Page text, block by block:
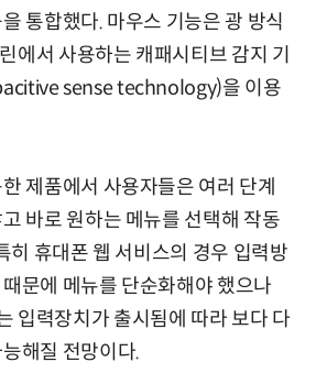
통합했다. 마우스 기능은 광 방식
에서 사용하는 캐패시티브 감지 기
sense technology)을 이용
제품에서 사용자들은 여러 단계
바로 원하는 메뉴를 선택해 작동
히 휴대폰 웹 서비스의 경우 입력방
문에 메뉴를 단순화해야 했으나
입력장치가 출시됨에 따라 보다 다
해질 전망이다.